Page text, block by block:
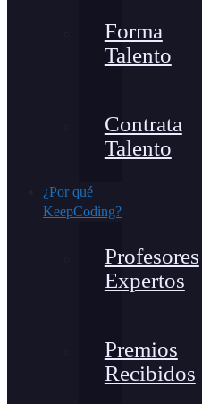
Forma
Talento
Contrata
Talento
¿Por qué
KeepCoding?
Profesores
Expertos
Premios
Recibidos